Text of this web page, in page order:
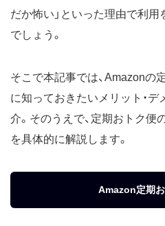
だか怖い」といった理由で利
でしょう。
そこで本記事では、Amazonの
に知っておきたいメリット・
介。そのうえで、定期おトク便
を具体的に解説します。
Amazon定期